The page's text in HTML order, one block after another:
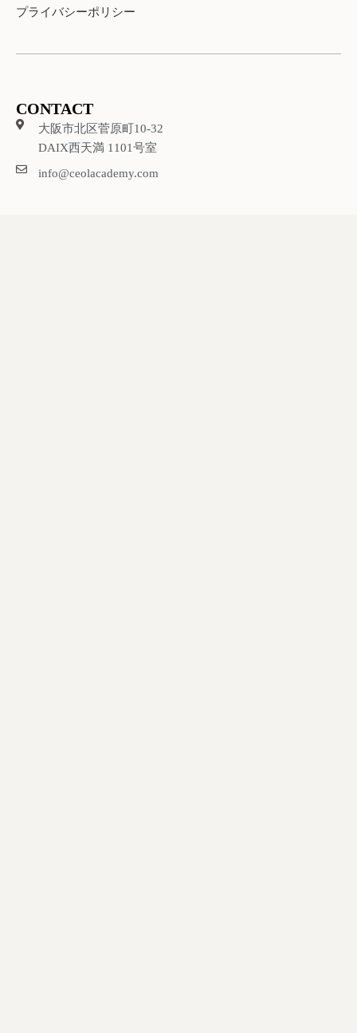
プライバシーポリシー
CONTACT
大阪市北区菅原町10-32
DAIX西天満 1101号室
info@ceolacademy.com